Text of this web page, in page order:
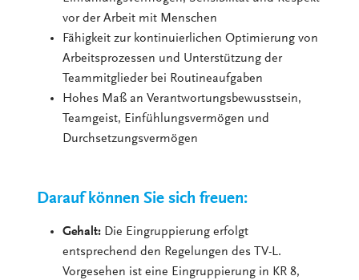
vor der Arbeit mit Menschen
Fähigkeit zur kontinuierlichen Optimierung von
Arbeitsprozessen und Unterstützung der
Teammitglieder bei Routineaufgaben
Hohes Maß an Verantwortungsbewusstsein,
Teamgeist, Einfühlungsvermögen und
Durchsetzungsvermögen
Darauf können Sie sich freuen:
Gehalt: Die Eingruppierung erfolgt
entsprechend den Regelungen des TV-L.
Vorgesehen ist eine Eingruppierung in KR 8,